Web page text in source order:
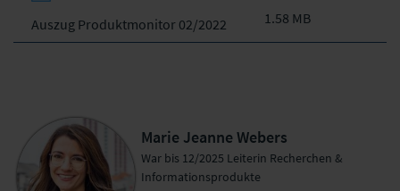
Auszug Produktmonitor 02/2022
1.58 MB
Marie Jeanne Webers
War bis 12/2025 Leiterin Recherchen &
Informationsprodukte